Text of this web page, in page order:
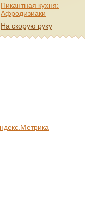
Пикантная кухня:
Афродизиаки
На скорую руку